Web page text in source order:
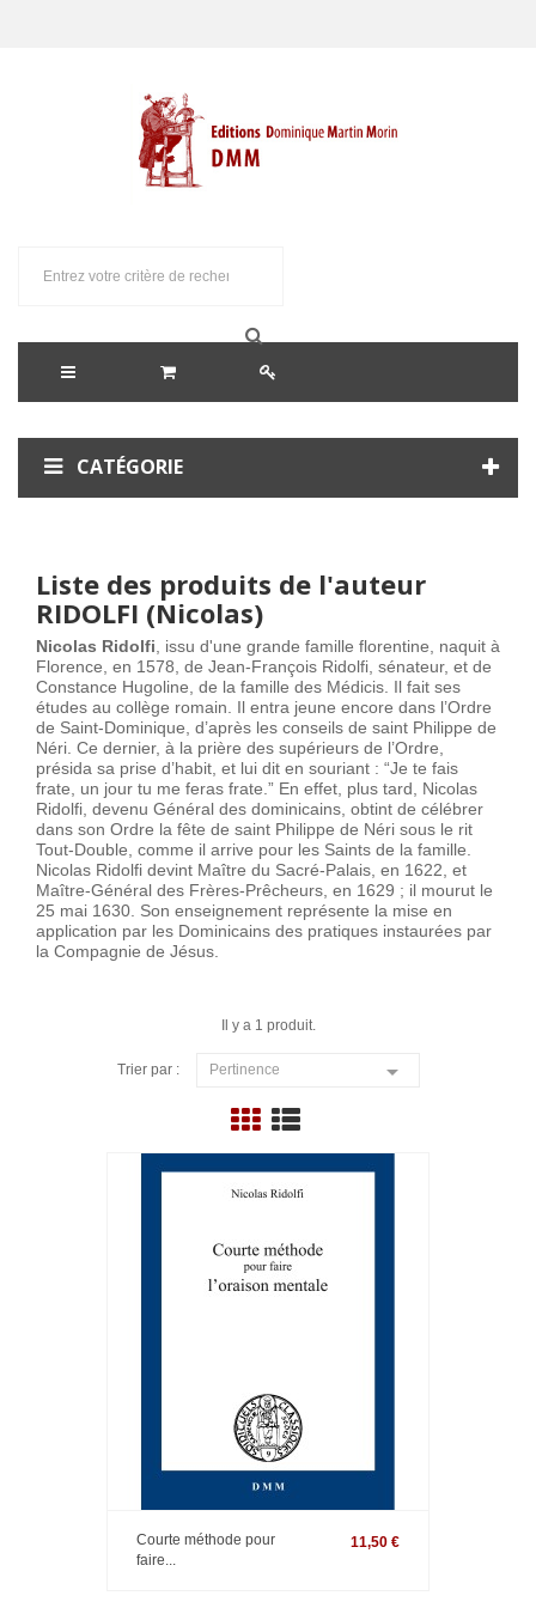
CATÉGORIE
Liste des produits de l'auteur
RIDOLFI (Nicolas)
Nicolas Ridolfi , issu d'une grande famille florentine, naquit à
Florence, en 1578, de Jean-François Ridolfi, sénateur, et de
Constance Hugoline, de la famille des Médicis. Il fait ses
études au collège romain. Il entra jeune encore dans l’Ordre
de Saint-Dominique, d’après les conseils de saint Philippe de
Néri. Ce dernier, à la prière des supérieurs de l’Ordre,
présida sa prise d’habit, et lui dit en souriant : “Je te fais
frate, un jour tu me feras frate.” En effet, plus tard, Nicolas
Ridolfi, devenu Général des dominicains, obtint de célébrer
dans son Ordre la fête de saint Philippe de Néri sous le rit
Tout-Double, comme il arrive pour les Saints de la famille.
Nicolas Ridolfi devint Maître du Sacré-Palais, en 1622, et
Maître-Général des Frères-Prêcheurs, en 1629 ; il mourut le
25 mai 1630. Son enseignement représente la mise en
application par les Dominicains des pratiques instaurées par
la Compagnie de Jésus.
Il y a 1 produit.
Trier par : Pertinence 
Courte méthode pour
faire...
11,50 €